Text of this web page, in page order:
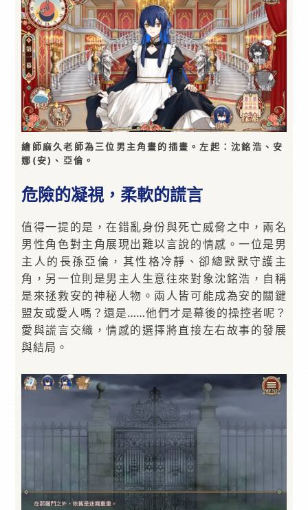
繪師麻久老師為三位男主角畫的插畫。左起：沈銘浩、安
娜(安)、亞倫。
危險的凝視，柔軟的謊言
值得一提的是，在錯亂身份與死亡威脅之中，兩名
男性角色對主角展現出難以言說的情感。一位是男
主人的長孫亞倫，其性格冷靜、卻總默默守護主
角，另一位則是男主人生意往來對象沈銘浩，自稱
是來拯救安的神秘人物。兩人皆可能成為安的關鍵
盟友或愛人嗎？還是……他們才是幕後的操控者呢？
愛與謊言交織，情感的選擇將直接左右故事的發展
與結局。